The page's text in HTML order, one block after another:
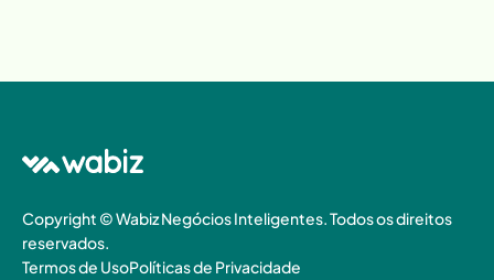
Copyright © Wabiz Negócios Inteligentes. Todos os direitos
reservados.
Termos de UsoPolíticas de Privacidade